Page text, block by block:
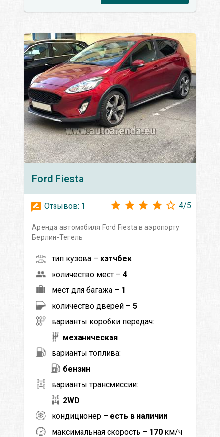
Ford Fiesta
Отзывов: 1 4/5
Аренда автомобиля Ford Fiesta в аэропорту
Берлин-Тегель
тип кузова – хэтчбек
количество мест – 4
мест для багажа – 1
количество дверей – 5
варианты коробки передач:
механическая
варианты топлива:
бензин
варианты трансмиссии:
2WD
кондиционер – есть в наличии
максимальная скорость – 170 км/ч